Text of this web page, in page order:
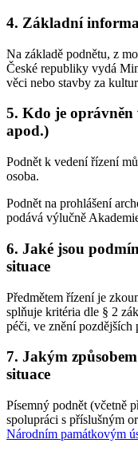
4. Základní
Na základě podnětu, z
České republiky vydá
věci nebo stavby za
5. Kdo je oprávněn
apod.)
Podnět k vedení řízení
osoba.
Podnět na prohlášení
podává výlučně
6. Jaké jsou
situace
Předmětem řízení je
splňuje kritéria dle § 2
péči, ve znění pozdějších
7. Jakým
situace
Písemný podnět (včetně
spolupráci s příslušným
Národním památkovým